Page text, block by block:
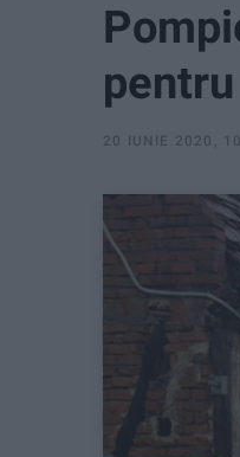
20 IUNIE 2020,